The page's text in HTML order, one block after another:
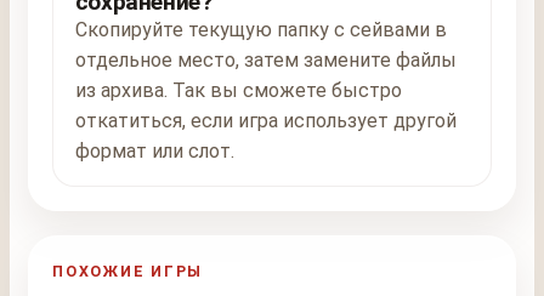
Скопируйте текущую папку с сейвами в
отдельное место, затем замените файлы
из архива. Так вы сможете быстро
откатиться, если игра использует другой
формат или слот.
ПОХОЖИЕ ИГРЫ